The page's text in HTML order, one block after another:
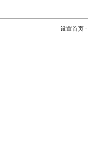
设置首页 -